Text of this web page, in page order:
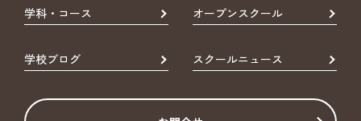
学科・コース オープンスクール
学校ブログ スクールニュース